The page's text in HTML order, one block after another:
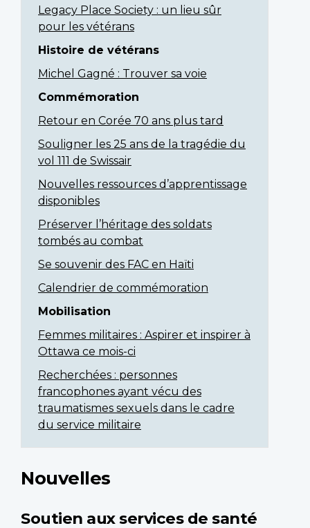
Legacy Place Society : un lieu sûr
pour les vétérans
Histoire de vétérans
Michel Gagné : Trouver sa voie
Commémoration
Retour en Corée 70 ans plus tard
Souligner les 25 ans de la tragédie du
vol 111 de Swissair
Nouvelles ressources d’apprentissage
disponibles
Préserver l’héritage des soldats
tombés au combat
Se souvenir des FAC en Haïti
Calendrier de commémoration
Mobilisation
Femmes militaires : Aspirer et inspirer à
Ottawa ce mois-ci
Recherchées : personnes
francophones ayant vécu des
traumatismes sexuels dans le cadre
du service militaire
Nouvelles
Soutien aux services de santé